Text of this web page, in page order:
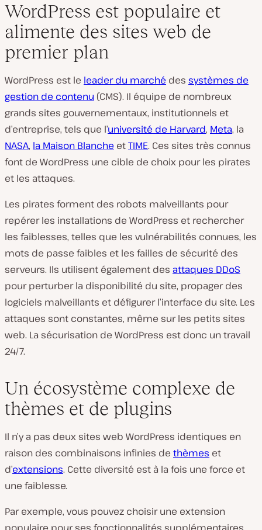
WordPress est populaire et
alimente des sites web de
premier plan
WordPress est le leader du marché des systèmes de
gestion de contenu (CMS). Il équipe de nombreux
grands sites gouvernementaux, institutionnels et
d’entreprise, tels que l’université de Harvard, Meta, la
NASA, la Maison Blanche etTIME. Ces sites très connus
font de WordPress une cible de choix pour les pirates
et les attaques.
Les pirates forment des robots malveillants pour
repérer les installations de WordPress et rechercher
les faiblesses, telles que les vulnérabilités connues, les
mots de passe faibles et les failles de sécurité des
serveurs. Ils utilisent également des attaques DDoS
pour perturber la disponibilité du site, propager des
logiciels malveillants et défigurer l’interface du site. Les
attaques sont constantes, même sur les petits sites
web. La sécurisation de WordPress est donc un travail
24/7.
Un écosystème complexe de
thèmes et de plugins
Il n’y a pas deux sites web WordPress identiques en
raison des combinaisons infinies de thèmes et
d’extensions. Cette diversité est à la fois une force et
une faiblesse.
Par exemple, vous pouvez choisir une extension